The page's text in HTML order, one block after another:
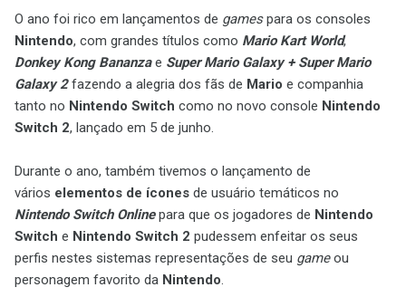
O ano foi rico em lançamentos de gamespara os consoles
Nintendo, com grandes títulos como Mario Kart World,
Donkey Kong Bananzae Super Mario Galaxy + Super Mario
Galaxy 2fazendo a alegria dos fãs de Mario e companhia
tanto no Nintendo Switch como no novo console Nintendo
Switch 2, lançado em 5 de junho.
Durante o ano, também tivemos o lançamento de
vários elementos de ícones de usuário temáticos no
Nintendo Switch Onlinepara que os jogadores de Nintendo
Switch e Nintendo Switch 2 pudessem enfeitar os seus
perfis nestes sistemas representações de seu gameou
personagem favorito da Nintendo.